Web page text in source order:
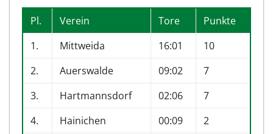
Pl. Verein Tore
Punkte
1.
Mittweida 16:01
10
2.
Auerswalde 09:02
7
3.
Hartmannsdorf 02:06
7
4.
Hainichen 00:09 2